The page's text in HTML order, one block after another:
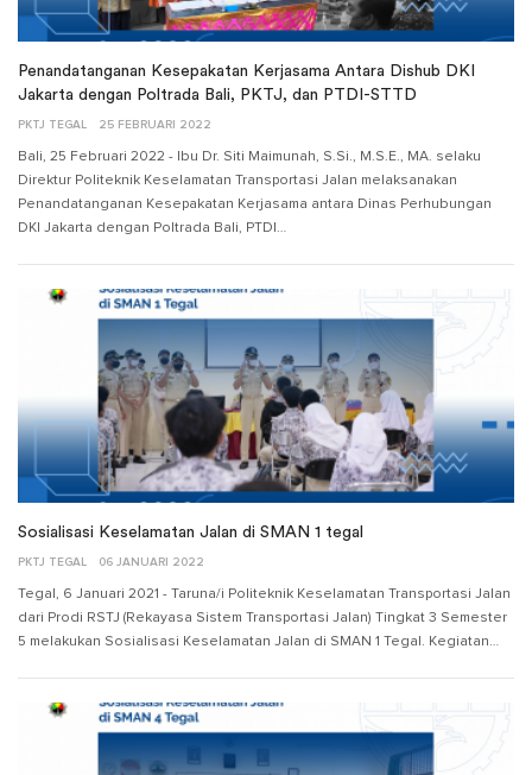
Penandatanganan Kesepakatan Kerjasama Antara Dishub DKI
Jakarta dengan Poltrada Bali, PKTJ, dan PTDI-STTD
PKTJ TEGAL 25 FEBRUARI 2022
Bali, 25 Februari 2022 - Ibu Dr. Siti Maimunah, S.Si., M.S.E., MA. selaku
Direktur Politeknik Keselamatan Transportasi Jalan melaksanakan
Penandatanganan Kesepakatan Kerjasama antara Dinas Perhubungan
DKI Jakarta dengan Poltrada Bali, PTDI…
Sosialisasi Keselamatan Jalan di SMAN 1 tegal
PKTJ TEGAL 06 JANUARI 2022
Tegal, 6 Januari 2021 - Taruna/i Politeknik Keselamatan Transportasi Jalan
dari Prodi RSTJ (Rekayasa Sistem Transportasi Jalan) Tingkat 3 Semester
5 melakukan Sosialisasi Keselamatan Jalan di SMAN 1 Tegal. Kegiatan…